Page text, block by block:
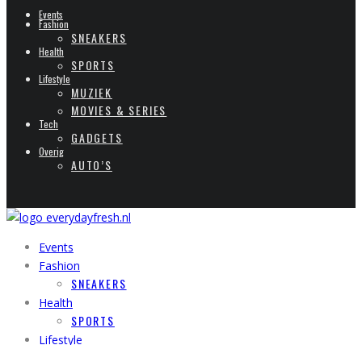
Events
Fashion
SNEAKERS
Health
SPORTS
Lifestyle
MUZIEK
MOVIES & SERIES
Tech
GADGETS
Overig
AUTO’S
Events
Fashion
SNEAKERS
Health
SPORTS
Lifestyle